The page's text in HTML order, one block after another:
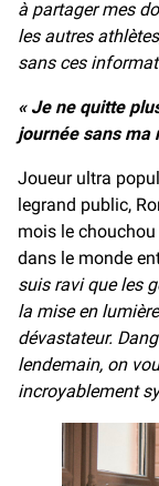
à partager mes
les autres
sans ces
« Je ne quitte
journée sans ma
Joueur ultra
legrand public,
mois le
dans le monde
suis ravi que les
la mise en
dévastateur.
lendemain, on
incroyablement